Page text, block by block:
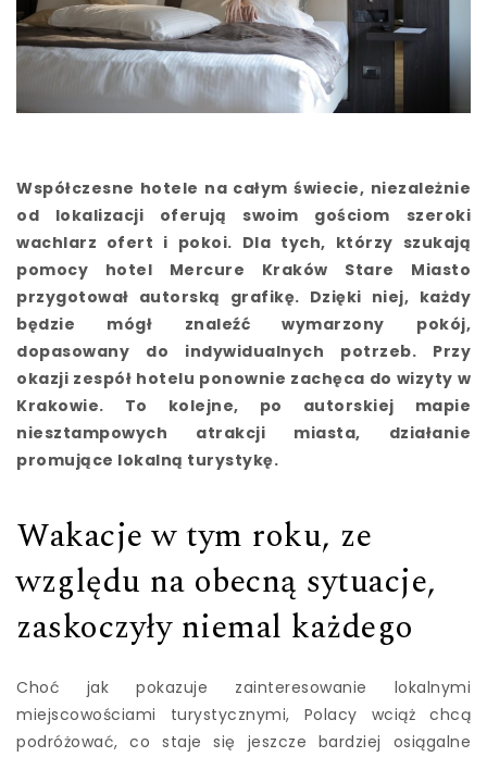
Współczesne hotele na całym świecie, niezależnie
od lokalizacji oferują swoim gościom szeroki
wachlarz ofert i pokoi. Dla tych, którzy szukają
pomocy hotel Mercure Kraków Stare Miasto
przygotował autorską grafikę. Dzięki niej, każdy
będzie mógł znaleźć wymarzony pokój,
dopasowany do indywidualnych potrzeb. Przy
okazji zespół hotelu ponownie zachęca do wizyty w
Krakowie. To kolejne, po autorskiej mapie
niesztampowych atrakcji miasta, działanie
promujące lokalną turystykę.
Wakacje w tym roku, ze
względu na obecną sytuacje,
zaskoczyły niemal każdego
Choć jak pokazuje zainteresowanie lokalnymi
miejscowościami turystycznymi, Polacy wciąż chcą
podróżować, co staje się jeszcze bardziej osiągalne